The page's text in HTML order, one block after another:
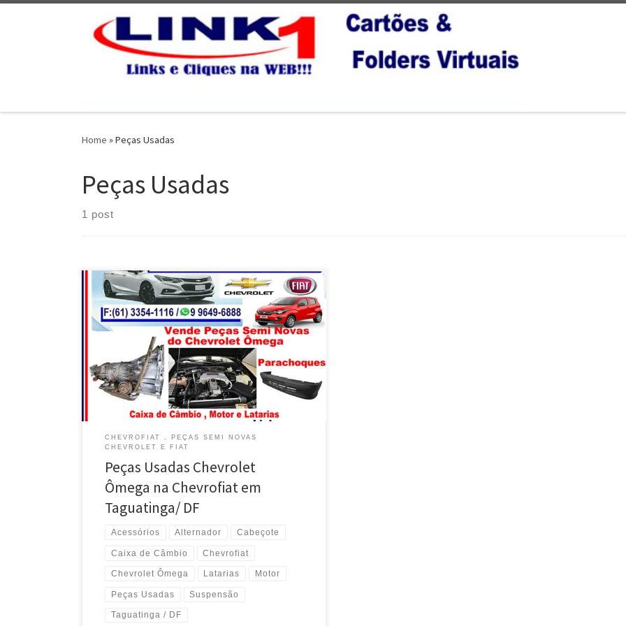
Home »Peças Usadas
Peças Usadas
1 post
Usadas Chevrolet Ômega na Chevrofiat em
Taguatinga/ DF A ChevroFiat Auto Peças está
desmontando Chevrolet Ômega – Taguatinga / DF
Vende o motor completo ou Parcial do Chevrolet
Ômega – Taguatinga/ DF Vende a Caixa de Câmbio
Total ou Parcial do Chevrolet Ômega – Taguatinga/ DF
Vende o Radiador e […]
CHEVROFIAT , PEÇAS SEMI NOVAS
CHEVROLET E FIAT
Peças Usadas Chevrolet
Ômega na Chevrofiat em
Taguatinga/ DF
Acessórios Alternador Cabeçote
Caixa de Câmbio Chevrofiat
Chevrolet Ômega Latarias Motor
Peças Usadas Suspensão
Taguatinga / DF